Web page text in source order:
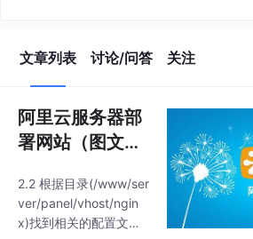
文章列表 讨论/问答 关注
阿里云服务器部
署网站（图文详
2.2 根据目录(/www/ser
ver/panel/vhost/ngin
x)找到相关的配置文件,